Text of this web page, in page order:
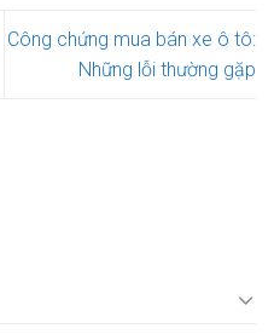
Công chứng mua bán xe ô tô:
Những lỗi thường gặp